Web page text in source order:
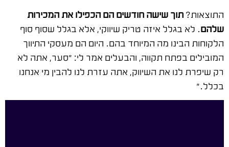
התוצאות?תוך שישה חודשים הם הכפילו את המכירות
שלהם. לא בגלל איזה טריק שיווקי, אלא בגלל שסוף סוף
הלקוחות הבינו מה המיוחד בהם. היום הם מעסקי התיווך
המובילים בפתח תקווה, והבעלים אמר לי: "סער, אתה לא
רק שיפרת לנו את השיווק, אתה עזרת לנו להבין מי אנחנו
בכלל."